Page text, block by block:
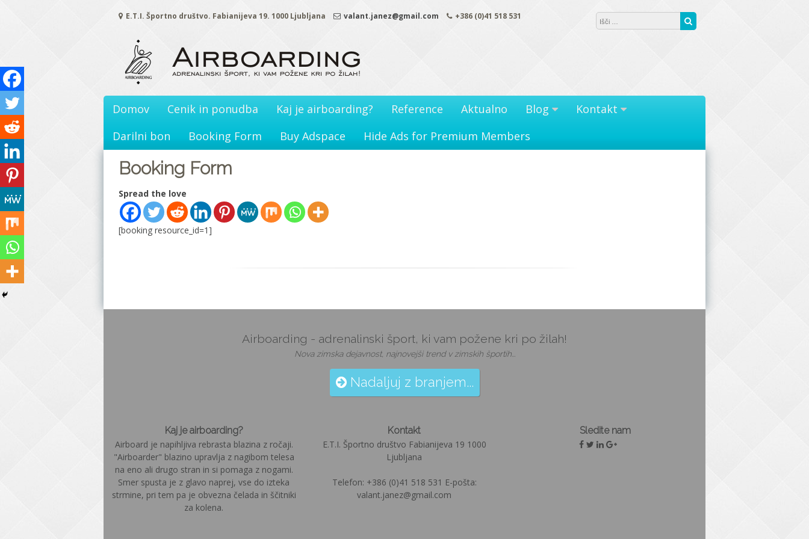
E.T.I. Športno društvo. Fabianijeva 19. 1000 Ljubljana valant.janez@gmail.com +386 (0)41 518 531
Domov Cenik in ponudba Kaj je airboarding? Reference Aktualno Blog
Kontakt
Darilni bon
Booking Form Buy Adspace Hide Ads for Premium Members
Booking Form
Spread the love
[booking resource_id=1]
Airboarding - adrenalinski šport, ki vam požene kri po žilah!
Nova zimska dejavnost, najnovejši trend v zimskih športih...
Nadaljuj z branjem...
Kaj je airboarding?
Airboard je napihljiva rebrasta blazina z ročaji.
"Airboarder" blazino upravlja z nagibom telesa
na eno ali drugo stran in si pomaga z nogami.
Smer spusta je z glavo naprej, vse do izteka
strmine, pri tem pa je obvezna čelada in ščitniki
za kolena.
Kontakt
E.T.I. Športno društvo Fabianijeva 19 1000
Ljubljana
Telefon: +386 (0)41 518 531 E-pošta:
valant.janez@gmail.com
Sledite nam